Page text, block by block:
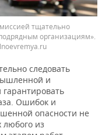
тщательно
организациям».
следовать
и
Ошибок и
опасности не
любого из